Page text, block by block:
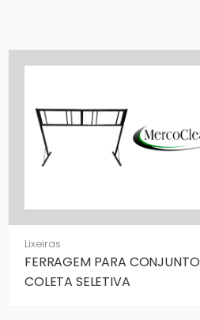
Lixeiras
FERRAGEM PARA CONJUNTO
COLETA SELETIVA